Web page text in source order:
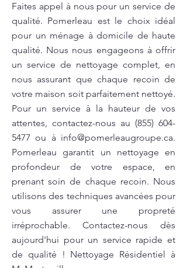
Faites appel à nous pour un service de
qualité. Pomerleau est le choix idéal
pour un ménage à domicile de haute
qualité. Nous nous engageons à offrir
un service de nettoyage complet, en
nous assurant que chaque recoin de
votre maison soit parfaitement nettoyé.
Pour un service à la hauteur de vos
attentes, contactez-nous au (855) 604-
5477 ou à info@pomerleaugroupe.ca.
Pomerleau garantit un nettoyage en
profondeur de votre espace, en
prenant soin de chaque recoin. Nous
utilisons des techniques avancées pour
vous assurer une propreté
irréprochable. Contactez-nous dès
aujourd'hui pour un service rapide et
de qualité ! Nettoyage Résidentiel à